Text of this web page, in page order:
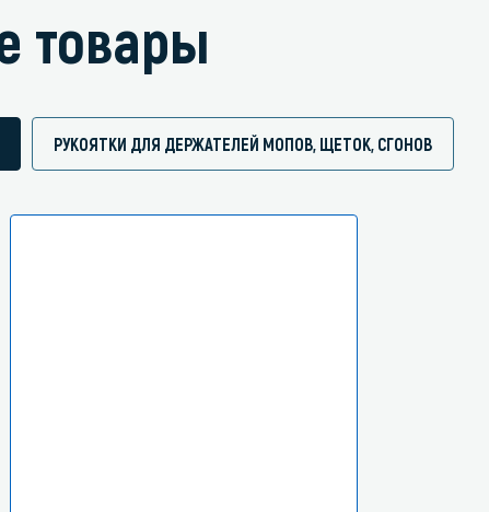
товары
РУКОЯТКИ ДЛЯ ДЕРЖАТЕЛЕЙ МОПОВ, ЩЕТОК, СГОНОВ